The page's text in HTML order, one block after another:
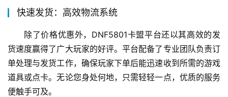
快速发货：高效物流系统
除了价格优惠外，DNF5801卡盟平台还以其高效的发
货速度赢得了广大玩家的好评。平台配备了专业团队负责订
单处理与发货工作，确保玩家下单后能迅速收到所需的游戏
道具或点卡。无论您身处何地，只需轻轻一点，优质的服务
便触手可及。